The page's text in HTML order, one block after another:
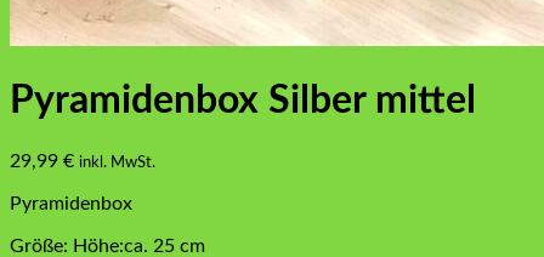
Pyramidenbox Silber mittel
29,99 € inkl. MwSt.
Pyramidenbox
Größe: Höhe:ca. 25 cm